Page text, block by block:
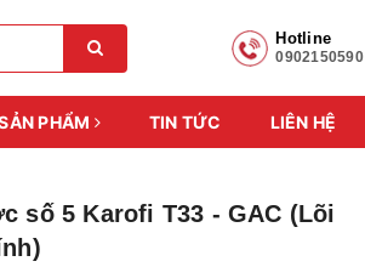
Hotline
0902150590
PHẨM TIN TỨC LIÊN HỆ
số 5 Karofi T33 - GAC (Lõi